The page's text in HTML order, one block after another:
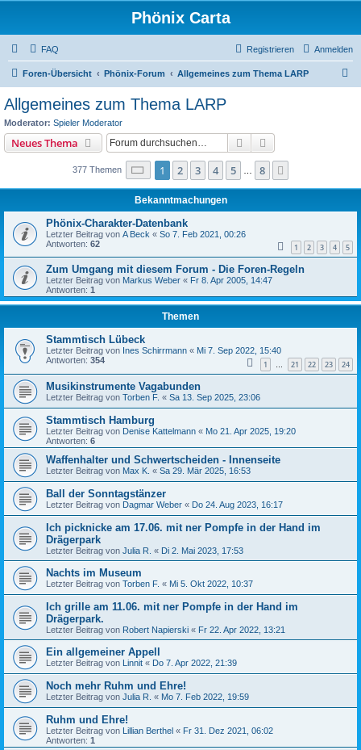
Phönix Carta
FAQ Anmelden
Registrieren
Foren-Übersicht Phönix-Forum Allgemeines zum Thema LARP
Allgemeines zum Thema LARP
Moderator: Spieler Moderator
Neues Thema Suche
377 Themen Seite 1von
1 2 3 4 5 8
Bekanntmachungen
Phönix-Charakter-Datenbank
Letzter Beitrag von A Beck « So 7. Feb 2021, 00:26
Antworten: 62 1 2 3 4 5
Zum Umgang mit diesem Forum - Die Foren-Regeln
Letzter Beitrag von Markus Weber « Fr 8. Apr 2005, 14:47
Antworten: 1
Themen
Stammtisch Lübeck
Letzter Beitrag von Ines Schirrmann « Mi 7. Sep 2022, 15:40
Antworten: 354 1 … 21 22 23 24
Musikinstrumente Vagabunden
Letzter Beitrag von Torben F. « Sa 13. Sep 2025, 23:06
Stammtisch Hamburg
Letzter Beitrag von Denise Kattelmann « Mo 21. Apr 2025, 19:20
Antworten: 6
Waffenhalter und Schwertscheiden - Innenseite
Letzter Beitrag von Max K. « Sa 29. Mär 2025, 16:53
Ball der Sonntagstänzer
Letzter Beitrag von Dagmar Weber « Do 24. Aug 2023, 16:17
Ich picknicke am 17.06. mit ner Pompfe in der Hand im
Drägerpark
Letzter Beitrag von Julia R. « Di 2. Mai 2023, 17:53
Nachts im Museum
Letzter Beitrag von Torben F. « Mi 5. Okt 2022, 10:37
Ich grille am 11.06. mit ner Pompfe in der Hand im
Drägerpark.
Letzter Beitrag von Robert Napierski « Fr 22. Apr 2022, 13:21
Ein allgemeiner Appell
Letzter Beitrag von Linnit « Do 7. Apr 2022, 21:39
Noch mehr Ruhm und Ehre!
Letzter Beitrag von Julia R. « Mo 7. Feb 2022, 19:59
Ruhm und Ehre!
Letzter Beitrag von Lillian Berthel « Fr 31. Dez 2021, 06:02
Antworten: 1